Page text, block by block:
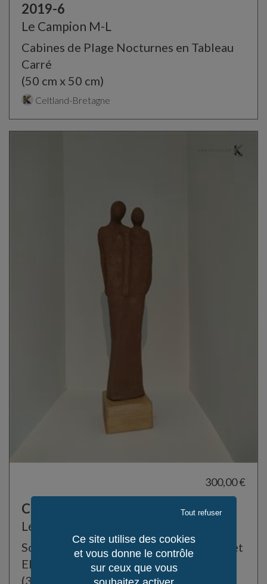
2019-6
Le Campion M-L
Cabines de Plage Nocturnes en Tableau
Carré
(50 cm x 50 cm)
Celtland-Bretagne
300,00 €
Complicité
Le Campion M-L
Sculpture Couple Enlacé : Minimalisme et
Elégance
(35,5 cm x 10 cm)
Ce site utilise des cookies
et vous donne le contrôle
sur ceux que vous
Tout refuser